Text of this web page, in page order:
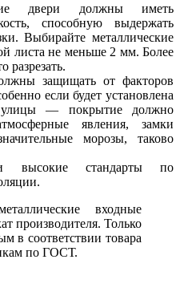
двери должны иметь
способную выдержать
Выбирайте металлические
листа не меньше 2 мм. Более
разрезать.
защищать от факторов
если будет установлена
— покрытие должно
явления, замки
морозы, таково
высокие стандарты по
входные
производителя. Только
в соответствии товара
по ГОСТ.